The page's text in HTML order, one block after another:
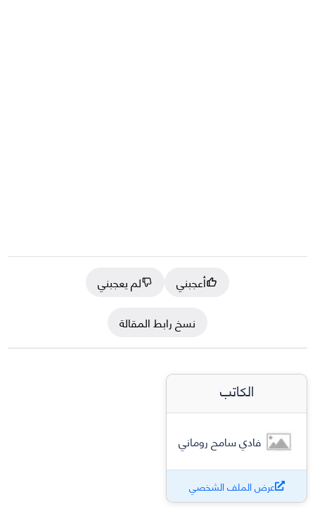
أعجبني
لم يعجبني
نسخ رابط المقالة
الكاتب
فادي سامح روماني
عرض الملف الشخصي